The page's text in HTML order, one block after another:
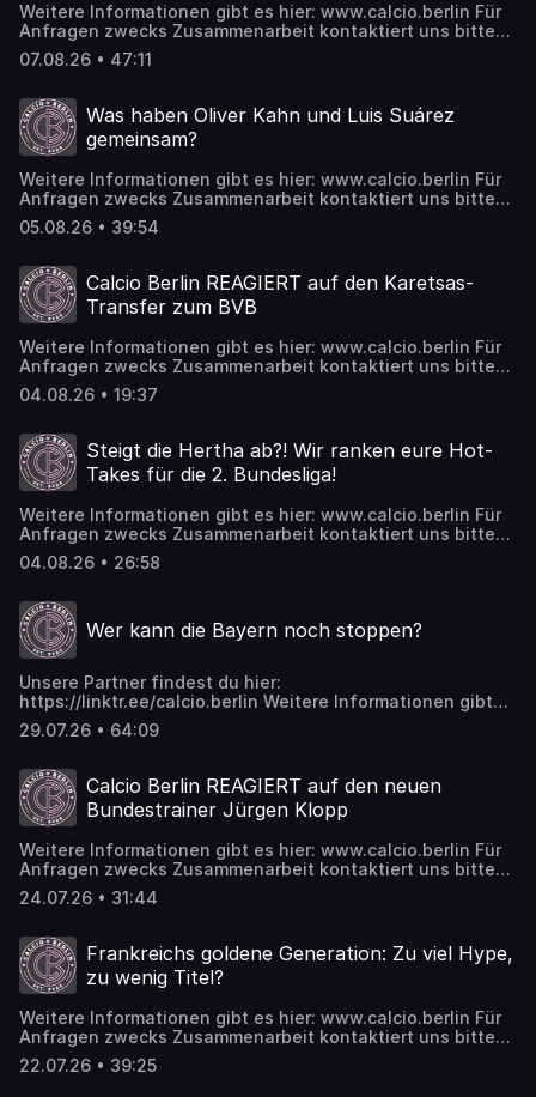
Weitere Informationen gibt es hier: www.calcio.berlin Für
Anfragen zwecks Zusammenarbeit kontaktiert uns bitte
hier: business@calcio.berlin Photo-Credits: Imago Wir
freuen uns über alle, die uns supporten wollen und das
https://www.patreon.com/calcioberlin Twitch:
https://www.twitch.tv/calcioberlin Spotify:
https://tinyurl.com/calcioberlinspotify Insta:
https://www.tiktok.com/@calcioberlinofficial
07.08.26 • 47:11
Was haben Oliver Kahn und Luis Suárez
gemeinsam?
Weitere Informationen gibt es hier: www.calcio.berlin Für
Anfragen zwecks Zusammenarbeit kontaktiert uns bitte
hier: business@calcio.berlin Photo-Credits: Imago Wir
freuen uns über alle, die uns supporten wollen und das
https://www.patreon.com/calcioberlin Twitch:
https://www.twitch.tv/calcioberlin Spotify:
https://tinyurl.com/calcioberlinspotify Insta:
https://www.tiktok.com/@calcioberlinofficial
05.08.26 • 39:54
Calcio Berlin REAGIERT auf den Karetsas-
Transfer zum BVB
Weitere Informationen gibt es hier: www.calcio.berlin Für
Anfragen zwecks Zusammenarbeit kontaktiert uns bitte
hier: business@calcio.berlin Photo-Credits: Imago Wir
freuen uns über alle, die uns supporten wollen und das
https://www.patreon.com/calcioberlin Twitch:
https://www.twitch.tv/calcioberlin Spotify:
https://tinyurl.com/calcioberlinspotify Insta:
https://www.tiktok.com/@calcioberlinofficial
04.08.26 • 19:37
Steigt die Hertha ab?! Wir ranken eure Hot-
Takes für die 2. Bundesliga!
Weitere Informationen gibt es hier: www.calcio.berlin Für
Anfragen zwecks Zusammenarbeit kontaktiert uns bitte
hier: business@calcio.berlin Photo-Credits: Imago Wir
freuen uns über alle, die uns supporten wollen und das
https://www.patreon.com/calcioberlin Twitch:
https://www.twitch.tv/calcioberlin Spotify:
https://tinyurl.com/calcioberlinspotify Insta:
https://www.tiktok.com/@calcioberlinofficial
04.08.26 • 26:58
Wer kann die Bayern noch stoppen?
Unsere Partner findest du hier:
https://linktr.ee/calcio.berlin Weitere Informationen gibt
es hier: www.calcio.berlin Für Anfragen zwecks
Zusammenarbeit kontaktiert uns bitte hier:
uns über alle, die uns supporten wollen und das geht ab
sofort auch bei Patreon:
https://www.patreon.com/calcioberlin Twitch:
https://tinyurl.com/calcioberlinspotify Insta:
https://www.instagram.com/calcioberlin TikTok:
https://www.tiktok.com/@calcioberlinofficial
29.07.26 • 64:09
Calcio Berlin REAGIERT auf den neuen
Bundestrainer Jürgen Klopp
Weitere Informationen gibt es hier: www.calcio.berlin Für
Anfragen zwecks Zusammenarbeit kontaktiert uns bitte
hier: business@calcio.berlin Photo-Credits: Imago Wir
freuen uns über alle, die uns supporten wollen und das
https://www.patreon.com/calcioberlin Twitch:
https://www.twitch.tv/calcioberlin Spotify:
https://tinyurl.com/calcioberlinspotify Insta:
https://www.tiktok.com/@calcioberlinofficial
24.07.26 • 31:44
Frankreichs goldene Generation: Zu viel Hype,
zu wenig Titel?
Weitere Informationen gibt es hier: www.calcio.berlin Für
Anfragen zwecks Zusammenarbeit kontaktiert uns bitte
hier: business@calcio.berlin Photo-Credits: Imago Wir
freuen uns über alle, die uns supporten wollen und das
22.07.26 • 39:25